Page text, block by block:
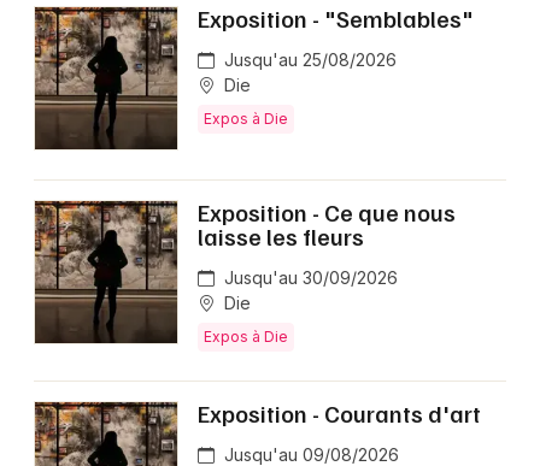
Exposition - "Semblables"
Jusqu'au 25/08/2026
Die
Expos à Die
Exposition - Ce que nous
laisse les fleurs
Jusqu'au 30/09/2026
Die
Expos à Die
Exposition - Courants d'art
Jusqu'au 09/08/2026